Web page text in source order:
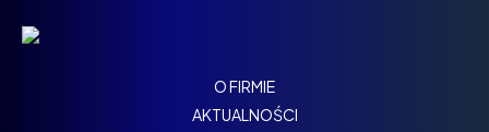
O FIRMIE
AKTUALNOŚCI